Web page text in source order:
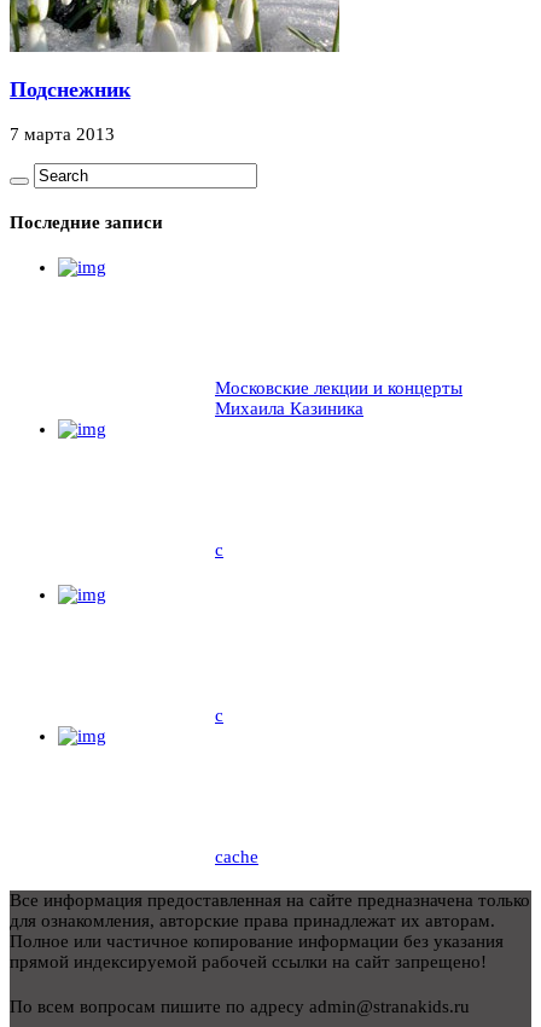
Подснежник
7 марта 2013
Последние записи
Московские лекции и концерты
Михаила Казиника
c
c
cache
Все информация предоставленная на сайте предназначена только
для ознакомления, авторские права принадлежат их авторам.
Полное или частичное копирование информации без указания
прямой индексируемой рабочей ссылки на сайт запрещено!
По всем вопросам пишите по адресу admin@stranakids.ru